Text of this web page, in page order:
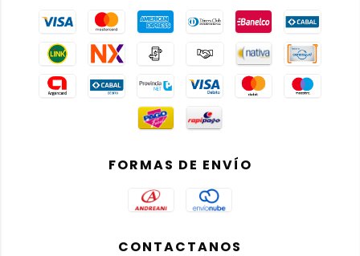
FORMAS DE ENVÍO
CONTACTANOS